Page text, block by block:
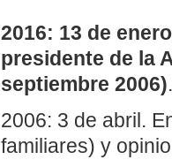
2016: 13 de
presidente de la
septiembre 2006)
2006: 3 de abril.
familiares) y